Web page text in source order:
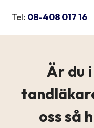
Tel: 08-408 017 16
Är du
oss så